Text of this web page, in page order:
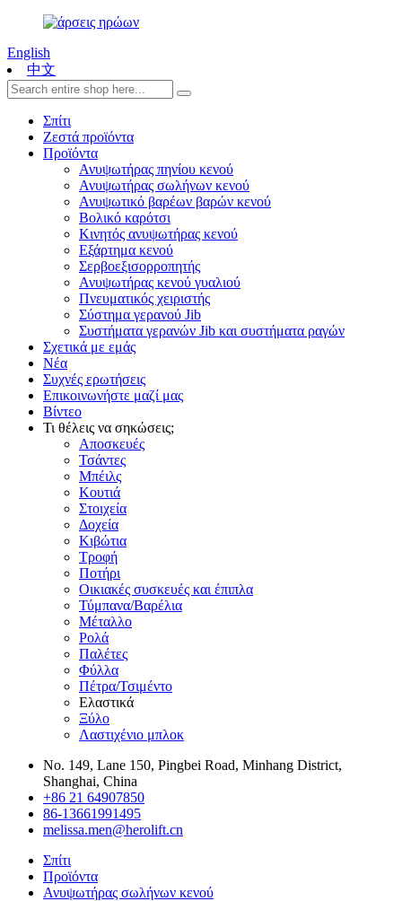
English
中文
Σπίτι
Ζεστά προϊόντα
Προϊόντα
Ανυψωτήρας πηνίου κενού
Ανυψωτήρας σωλήνων κενού
Ανυψωτικό βαρέων βαρών κενού
Βολικό καρότσι
Κινητός ανυψωτήρας κενού
Εξάρτημα κενού
Σερβοεξισορροπητής
Ανυψωτήρας κενού γυαλιού
Πνευματικός χειριστής
Σύστημα γερανού Jib
Συστήματα γερανών Jib και συστήματα ραγών
Σχετικά με εμάς
Νέα
Συχνές ερωτήσεις
Επικοινωνήστε μαζί μας
Βίντεο
Τι θέλεις να σηκώσεις;
Αποσκευές
Τσάντες
Μπέιλς
Κουτιά
Στοιχεία
Δοχεία
Κιβώτια
Τροφή
Ποτήρι
Οικιακές συσκευές και έπιπλα
Τύμπανα/Βαρέλια
Μέταλλο
Ρολά
Παλέτες
Φύλλα
Πέτρα/Τσιμέντο
Ελαστικά
Ξύλο
Λαστιχένιο μπλοκ
No. 149, Lane 150, Pingbei Road, Minhang District,
Shanghai, China
+86 21 64907850
86-13661991495
melissa.men@herolift.cn
Σπίτι
Προϊόντα
Ανυψωτήρας σωλήνων κενού